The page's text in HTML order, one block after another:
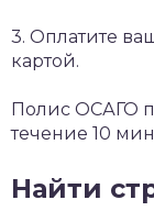
3. Оплатите
картой.
Полис ОСАГО
течение 10
Найти